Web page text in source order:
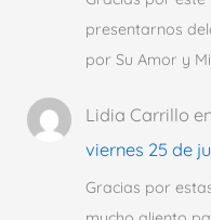
presentarnos
por Su Amor y
Lidia Carrillo
viernes 25 de
Gracias por